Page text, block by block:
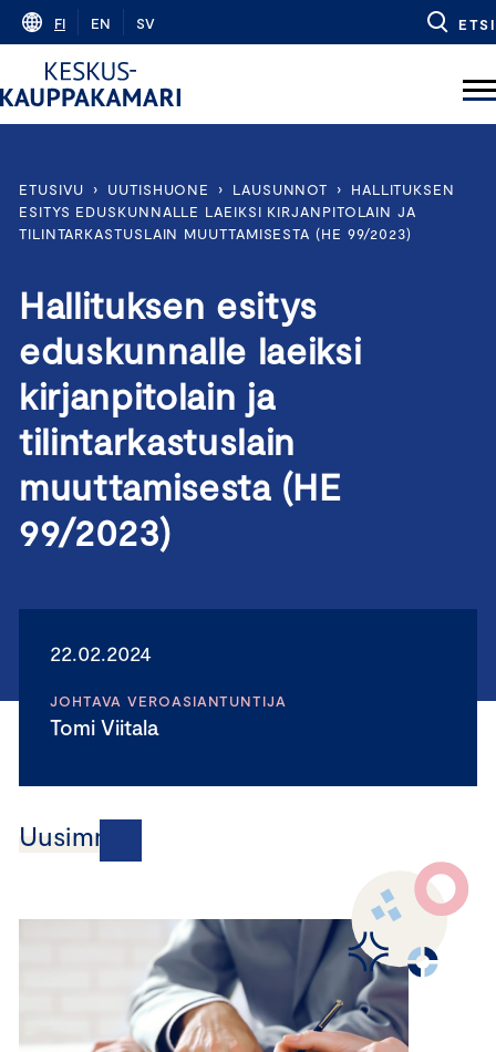
Skip
content
FI EN SV ETSI
ETUSIVU › UUTISHUONE › LAUSUNNOT ›
HALLITUKSEN
ESITYS EDUSKUNNALLE LAEIKSI KIRJANPITOLAIN JA
TILINTARKASTUSLAIN MUUTTAMISESTA (HE 99/2023)
Hallituksen esitys
eduskunnalle laeiksi
kirjanpitolain ja
tilintarkastuslain
muuttamisesta (HE
99/2023)
22.02.2024
JOHTAVA VEROASIANTUNTIJA
Tomi Viitala
Uusimmat